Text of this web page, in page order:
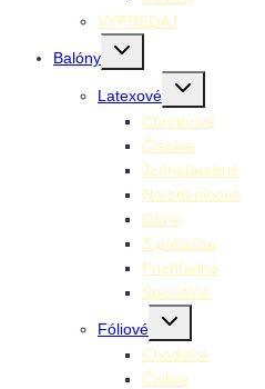
VÝPREDAJ
Balóny
Toggle
child
Latexové
Toggle
child
menu
Chrómové
Číselné
Jednofarebné
Narodeninové
Obrie
S potlačou
Priehľadné
Špeciálne
Fóliové
Toggle
child
menu
Chodiace
Číslice